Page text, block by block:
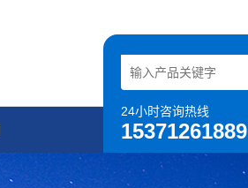
24小时咨询热线
15371261889